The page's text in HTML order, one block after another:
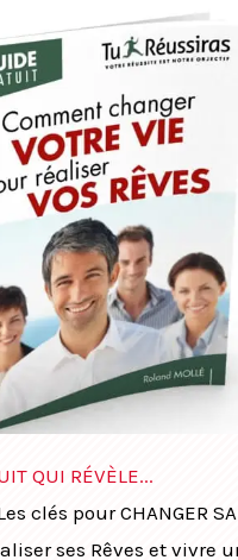
QUI RÉVÈLE...
clés pour CHANGER
ses Rêves et vivre